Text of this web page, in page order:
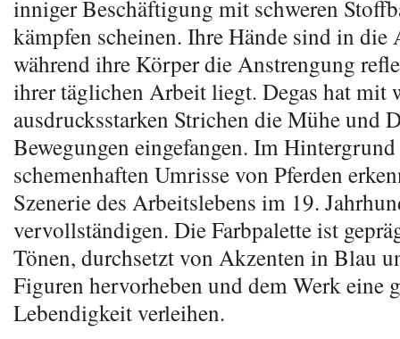
inniger Beschäftigung mit schweren
kämpfen scheinen. Ihre Hände sind in
während ihre Körper die Anstrengung
ihrer täglichen Arbeit liegt. Degas hat mit
ausdrucksstarken Strichen die Mühe und
Bewegungen eingefangen. Im
schemenhaften Umrisse von Pferden
Szenerie des Arbeitslebens im 19.
vervollständigen. Die Farbpalette ist
Tönen, durchsetzt von Akzenten in Blau
Figuren hervorheben und dem Werk eine
Lebendigkeit verleihen.